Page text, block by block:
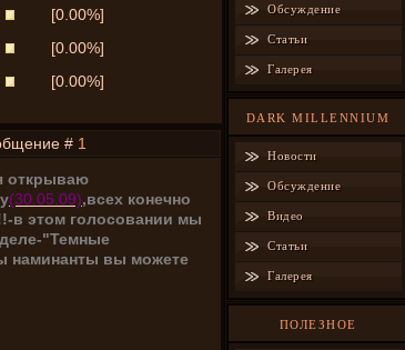
[0.00%]
[0.00%]
[0.00%]
# 1
открываю
(30.05.09),всех конечно
в этом голосовании мы
"Темные
наминанты вы можете
Обсуждение
Статьи
Галерея
DARK MILLENNIUM
Новости
Обсуждение
Видео
Статьи
Галерея
ПОЛЕЗНОЕ